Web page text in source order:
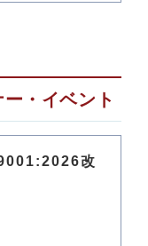
・イベント
改